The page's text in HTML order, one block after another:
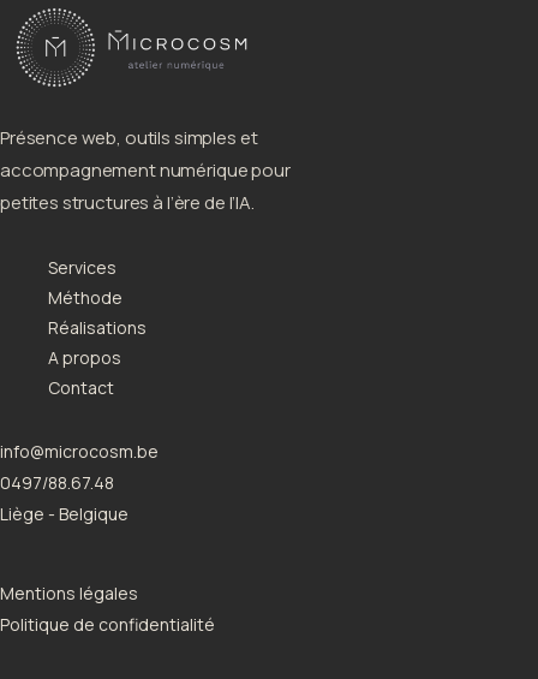
Présence web, outils simples et
accompagnement numérique pour
petites structures à l’ère de l’IA.
Services
Méthode
Réalisations
A propos
Contact
info@microcosm.be
0497/88.67.48
Liège - Belgique
Mentions légales
Politique de confidentialité